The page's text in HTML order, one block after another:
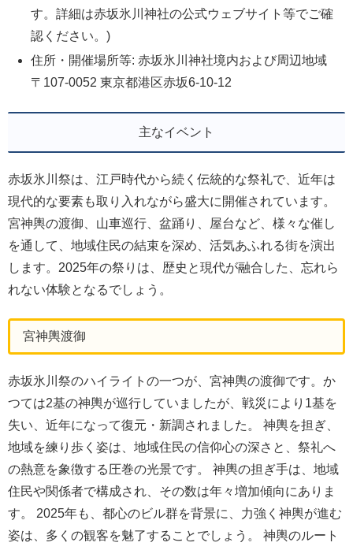
す。詳細は赤坂氷川神社の公式ウェブサイト等でご確
認ください。)
住所・開催場所等: 赤坂氷川神社境内および周辺地域
〒107-0052 東京都港区赤坂6-10-12
主なイベント
赤坂氷川祭は、江戸時代から続く伝統的な祭礼で、近年は
現代的な要素も取り入れながら盛大に開催されています。
宮神輿の渡御、山車巡行、盆踊り、屋台など、様々な催し
を通して、地域住民の結束を深め、活気あふれる街を演出
します。2025年の祭りは、歴史と現代が融合した、忘れら
れない体験となるでしょう。
宮神輿渡御
赤坂氷川祭のハイライトの一つが、宮神輿の渡御です。か
つては2基の神輿が巡行していましたが、戦災により1基を
失い、近年になって復元・新調されました。 神輿を担ぎ、
地域を練り歩く姿は、地域住民の信仰心の深さと、祭礼へ
の熱意を象徴する圧巻の光景です。 神輿の担ぎ手は、地域
住民や関係者で構成され、その数は年々増加傾向にありま
す。 2025年も、都心のビル群を背景に、力強く神輿が進む
姿は、多くの観客を魅了することでしょう。 神輿のルート